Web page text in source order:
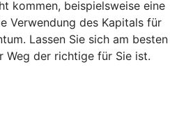
kommen, beispielsweise eine
Verwendung des Kapitals für
Lassen Sie sich am besten
Weg der richtige für Sie ist.